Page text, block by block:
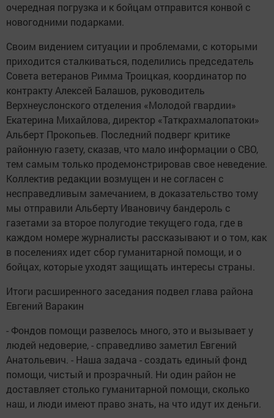
очередная погрузка и к бойцам отправится конвой с
новогодними подарками.
Своим видением ситуации и проблемами, с которыми
приходится сталкиваться, поделились председатель
Совета ветеранов Римма Троицкая, координатор по
контракту Алексей Балашов, руководитель
Верхнеуслонского отделения «Молодой гвардии»
Екатерина Михайлова, директор «Таткрахмалопатоки»
Альберт Прокопьев. Последний подверг критике
районную газету, сказав, что мало информации о СВО,
тем самым только продемонстрировав свое неведение.
Коллектив редакции возмущен и не согласен с
несправедливым замечанием, в доказательство тому
мы отправили Альберту Ивановичу бандероль с
газетами за второе полугодие текущего года, где в
каждом номере журналисты рассказывают и о том, как
в поселениях идет сбор гуманитарной помощи, и о
бойцах, которые уходят защищать интересы страны.
Итоги расширенного заседания подвел глава района
Евгений Варакин
- Фондов помощи развелось много, это и вызывает у
людей недоверие, - справедливо заметил Евгений
Анатольевич. - Наша задача - создать единый фонд
помощи, чистый и прозрачный. Ни один район не
доставляет столько гуманитарной помощи, сколько
наш, и люди имеют право знать, на что идут их деньги.